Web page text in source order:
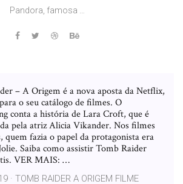
Pandora, famosa …
– A Origem é a nova aposta da Netflix,
o seu catálogo de filmes. O
conta a história de Lara Croft, que é
pela atriz Alicia Vikander. Nos filmes
quem fazia o papel da protagonista era
Saiba como assistir Tomb Raider
VER MAIS: …
· TOMB RAIDER A ORIGEM FILME